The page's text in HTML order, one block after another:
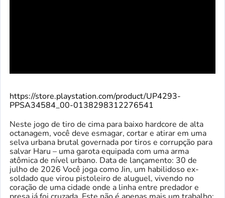
https://store.playstation.com/product/UP4293-
PPSA34584_00-0138298312276541
Neste jogo de tiro de cima para baixo hardcore de alta
octanagem, você deve esmagar, cortar e atirar em uma
selva urbana brutal governada por tiros e corrupção para
salvar Haru – uma garota equipada com uma arma
atômica de nível urbano. Data de lançamento: 30 de
julho de 2026 Você joga como Jin, um habilidoso ex-
soldado que virou pistoleiro de aluguel, vivendo no
coração de uma cidade onde a linha entre predador e